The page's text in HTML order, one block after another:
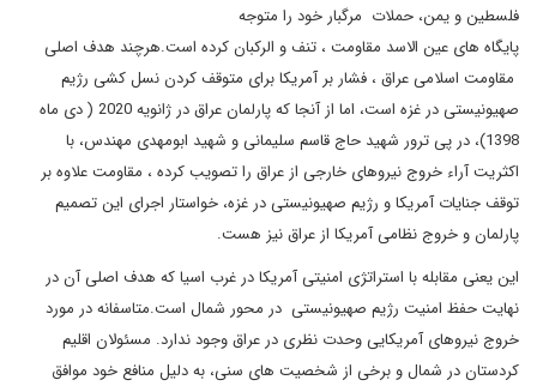
فلسطین و یمن، حملات مرگبار خود را متوجه
پایگاه های عین الاسد مقاومت ، تنف و الرکبان کرده است.هرچند هدف اصلی
مقاومت اسلامی عراق ، فشار بر آمریکا برای متوقف کردن نسل کشی رژیم
صهیونیستی در غزه است، اما از آنجا که پارلمان عراق در ژانویه 2020 ( دی ماه
1398)، در پی ترور شهید حاج قاسم سلیمانی و شهید ابومهدی مهندس، با
اکثریت آراء خروج نیروهای خارجی از عراق را تصویب کرده ، مقاومت علاوه بر
توقف جنایات آمریکا و رژیم صهیونیستی در غزه، خواستار اجرای این تصمیم
پارلمان و خروج نظامی آمریکا از عراق نیز هست.
این یعنی مقابله با استراتژی امنیتی آمریکا در غرب اسیا که هدف اصلی آن در
نهایت حفظ امنیت رژیم صهیونیستی در محور شمال است.متاسفانه در مورد
خروج نیروهای آمریکایی وحدت نظری در عراق وجود ندارد. مسئولان اقلیم
کردستان در شمال و برخی از شخصیت های سنی، به دلیل منافع خود موافق